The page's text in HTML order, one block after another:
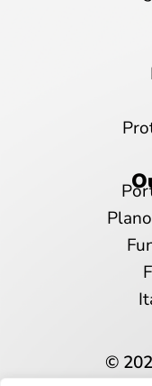
©